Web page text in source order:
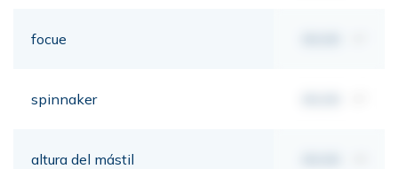
focue
spinnaker
altura del mástil